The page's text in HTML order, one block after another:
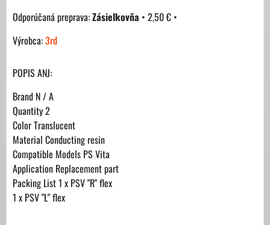
Zásielkovňa • 2,50 € •
Výrobca:3rd
POPIS ANJ:
Brand N / A
Quantity 2
Color Translucent
Material Conducting resin
Compatible Models PS Vita
Application Replacement part
Packing List 1 x PSV "R" flex
1 x PSV "L" flex